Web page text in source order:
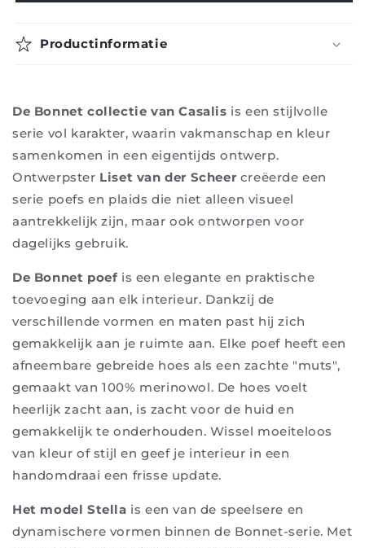
Productinformatie
De Bonnet collectie van Casalis is een stijlvolle
serie vol karakter, waarin vakmanschap en kleur
samenkomen in een eigentijds ontwerp.
Ontwerpster Liset van der Scheer creëerde een
serie poefs en plaids die niet alleen visueel
aantrekkelijk zijn, maar ook ontworpen voor
dagelijks gebruik.
De Bonnet poef is een elegante en praktische
toevoeging aan elk interieur. Dankzij de
verschillende vormen en maten past hij zich
gemakkelijk aan je ruimte aan. Elke poef heeft een
afneembare gebreide hoes als een zachte "muts",
gemaakt van 100% merinowol. De hoes voelt
heerlijk zacht aan, is zacht voor de huid en
gemakkelijk te onderhouden. Wissel moeiteloos
van kleur of stijl en geef je interieur in een
handomdraai een frisse update.
Het model Stella is een van de speelsere en
dynamischere vormen binnen de Bonnet-serie. Met